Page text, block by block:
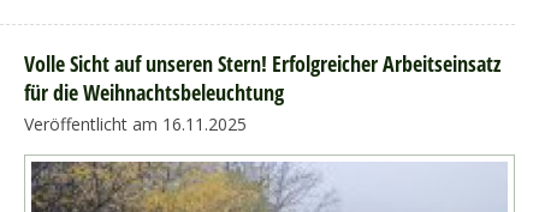
Volle Sicht auf unseren Stern! Erfolgreicher Arbeitseinsatz
für die Weihnachtsbeleuchtung
Veröffentlicht am 16.11.2025